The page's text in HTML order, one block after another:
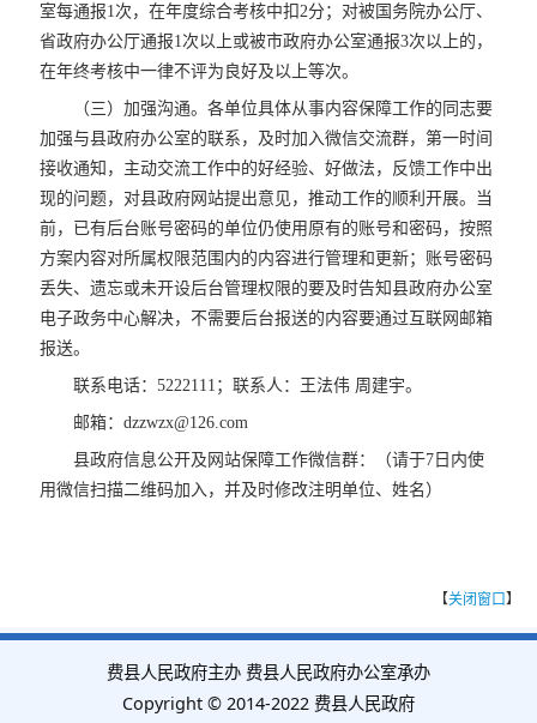
室每通报1次，在年度综合考核中扣2分；对被国务院办公厅、
省政府办公厅通报1次以上或被市政府办公室通报3次以上的，
在年终考核中一律不评为良好及以上等次。
（三）加强沟通。各单位具体从事内容保障工作的同志要
加强与县政府办公室的联系，及时加入微信交流群，第一时间
接收通知，主动交流工作中的好经验、好做法，反馈工作中出
现的问题，对县政府网站提出意见，推动工作的顺利开展。当
前，已有后台账号密码的单位仍使用原有的账号和密码，按照
方案内容对所属权限范围内的内容进行管理和更新；账号密码
丢失、遗忘或未开设后台管理权限的要及时告知县政府办公室
电子政务中心解决，不需要后台报送的内容要通过互联网邮箱
报送。
联系电话：5222111；联系人：王法伟 周建宇。
邮箱：dzzwzx@126.com
县政府信息公开及网站保障工作微信群：（请于7日内使
用微信扫描二维码加入，并及时修改注明单位、姓名）
【关闭窗口】
费县人民政府主办 费县人民政府办公室承办
Copyright © 2014-2022 费县人民政府